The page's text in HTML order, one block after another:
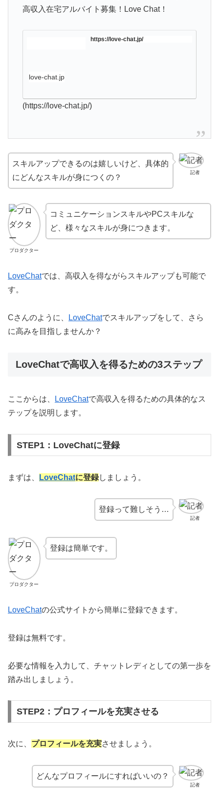
高収入在宅アルバイト募集！Love Chat！
https://love-chat.jp/
love-chat.jp
(https://love-chat.jp/)
記者
スキルアップできるのは嬉しいけど、具体的
にどんなスキルが身につくの？
プロダクター
コミュニケーションスキルやPCスキルな
ど、様々なスキルが身につきます。
LoveChatでは、高収入を得ながらスキルアップも可能で
す。
Cさんのように、 LoveChatでスキルアップをして、さら
に高みを目指しませんか？
LoveChatで高収入を得るための3ステップ
ここからは、 LoveChatで高収入を得るための具体的なス
テップを説明します。
STEP1：LoveChatに登録
まずは、 LoveChatに登録しましょう。
記者
登録って難しそう…
プロダクター
登録は簡単です。
LoveChatの公式サイトから簡単に登録できます。
登録は無料です。
必要な情報を入力して、チャットレディとしての第一歩を
踏み出しましょう。
STEP2：プロフィールを充実させる
次に、 プロフィールを充実させましょう。
記者
どんなプロフィールにすればいいの？